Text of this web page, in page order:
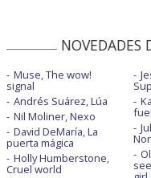
NOVEDADES
Muse, The wow!
signal
Andrés Suárez, Lúa
Nil Moliner, Nexo
David DeMaría, La
puerta mágica
Holly Humberstone,
Cruel world